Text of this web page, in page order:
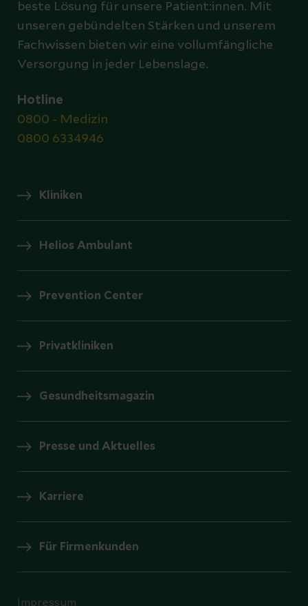
beste Lösung für unsere Patient:innen. Mit
unseren gebündelten Stärken und unserem
Fachwissen bieten wir eine vollumfängliche
Versorgung in jeder Lebenslage.
Hotline
0800 - Medizin
0800 6334946
Kliniken
Helios Ambulant
Prevention Center
Privatkliniken
Gesundheitsmagazin
Presse und Aktuelles
Karriere
Für Firmenkunden
Impressum